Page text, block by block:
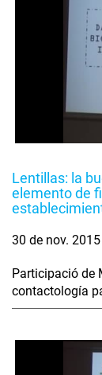
Lentillas: la
elemento de
30 de nov. 2015
Participació de
contactología